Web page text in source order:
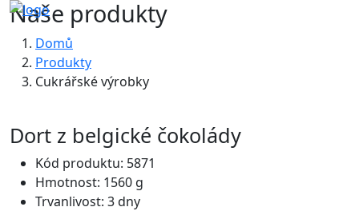
Naše produkty
Domů
Produkty
Cukrářské výrobky
Dort z belgické čokolády
Kód produktu: 5871
Hmotnost: 1560 g
Trvanlivost: 3 dny